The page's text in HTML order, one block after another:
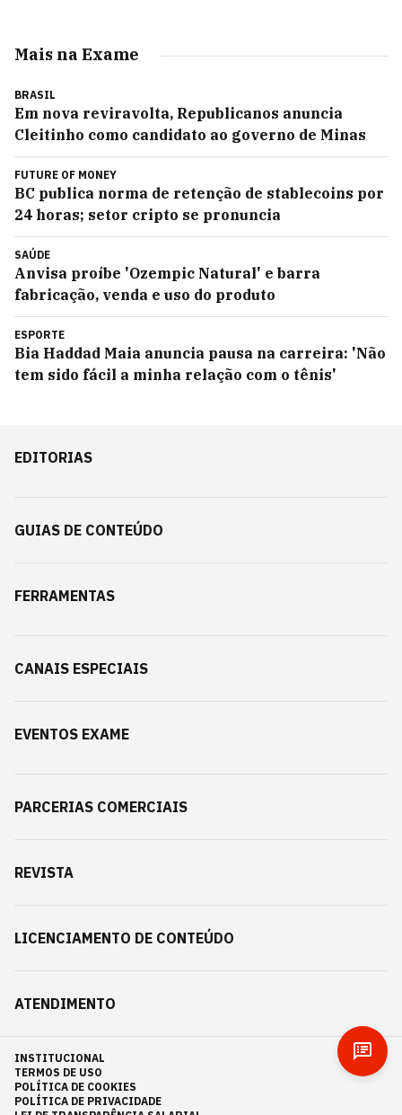
Mais na Exame
BRASIL
Em nova reviravolta, Republicanos anuncia
Cleitinho como candidato ao governo de Minas
FUTURE OF MONEY
BC publica norma de retenção de stablecoins por
24 horas; setor cripto se pronuncia
SAÚDE
Anvisa proíbe 'Ozempic Natural' e barra
fabricação, venda e uso do produto
ESPORTE
Bia Haddad Maia anuncia pausa na carreira: 'Não
tem sido fácil a minha relação com o tênis'
EDITORIAS
GUIAS DE CONTEÚDO
FERRAMENTAS
CANAIS ESPECIAIS
EVENTOS EXAME
PARCERIAS COMERCIAIS
REVISTA
LICENCIAMENTO DE CONTEÚDO
ATENDIMENTO
INSTITUCIONAL
TERMOS DE USO
POLÍTICA DE COOKIES
POLÍTICA DE PRIVACIDADE